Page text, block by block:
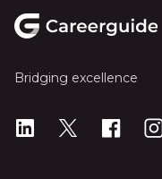
Bridging excellence
LinkedIn
X